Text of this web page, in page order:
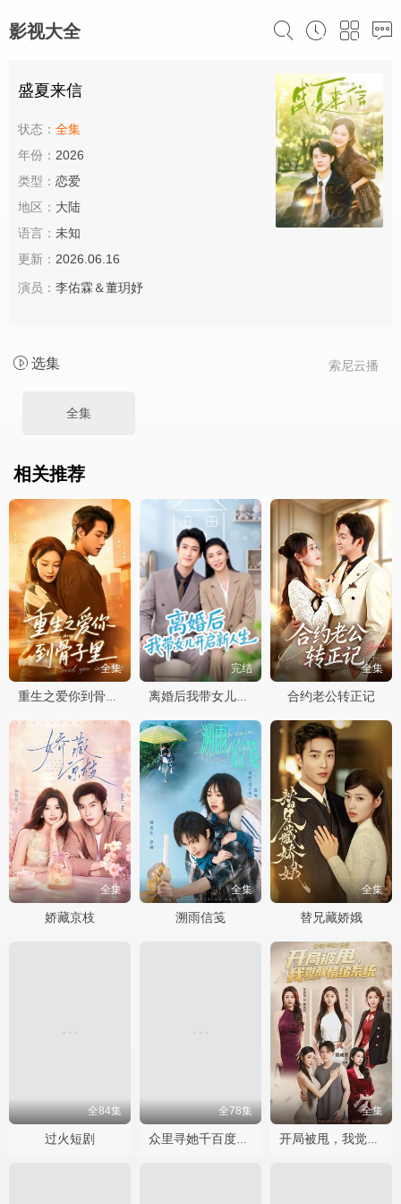
影视大全
盛夏来信
状态： 全集
年份： 2026
类型： 恋爱
地区： 大陆
语言： 未知
更新： 2026.06.16
演员： 李佑霖＆董玥妤
索尼云播
选集
全集
相关推荐
全集
重生之爱你到骨子里
完结
离婚后我带女儿开启新人生
全集
合约老公转正记
全集
娇藏京枝
全集
溯雨信笺
全集
替兄藏娇娥
全84集
过火短剧
全78集
众里寻她千百度短剧
全集
开局被甩，我觉醒情绪系统